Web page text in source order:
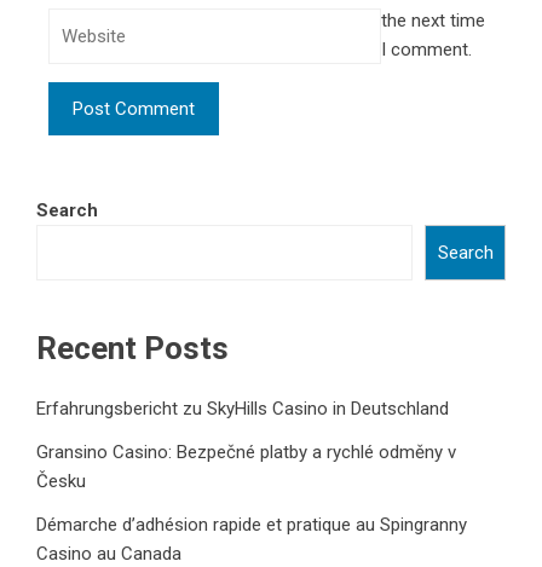
the next time
I comment.
Search
Search
Recent Posts
Erfahrungsbericht zu SkyHills Casino in Deutschland
Gransino Casino: Bezpečné platby a rychlé odměny v
Česku
Démarche d’adhésion rapide et pratique au Spingranny
Casino au Canada